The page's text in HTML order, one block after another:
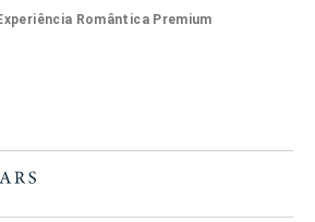
Romântica Premium